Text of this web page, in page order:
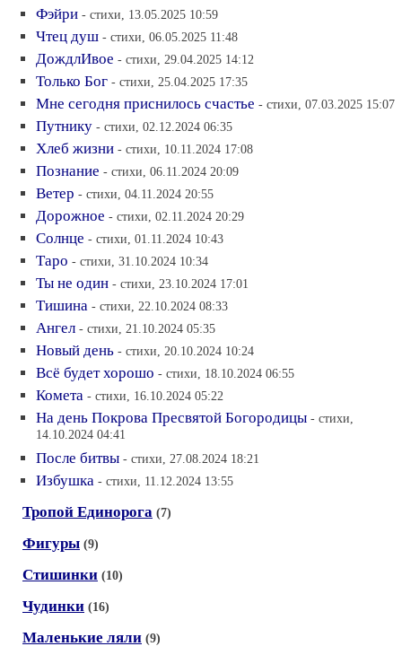
Фэйри - стихи, 13.05.2025 10:59
Чтец душ - стихи, 06.05.2025 11:48
ДождлИвое - стихи, 29.04.2025 14:12
Только Бог - стихи, 25.04.2025 17:35
Мне сегодня приснилось счастье - стихи, 07.03.2025 15:07
Путнику - стихи, 02.12.2024 06:35
Хлеб жизни - стихи, 10.11.2024 17:08
Познание - стихи, 06.11.2024 20:09
Ветер - стихи, 04.11.2024 20:55
Дорожное - стихи, 02.11.2024 20:29
Солнце - стихи, 01.11.2024 10:43
Таро - стихи, 31.10.2024 10:34
Ты не один - стихи, 23.10.2024 17:01
Тишина - стихи, 22.10.2024 08:33
Ангел - стихи, 21.10.2024 05:35
Новый день - стихи, 20.10.2024 10:24
Всё будет хорошо - стихи, 18.10.2024 06:55
Комета - стихи, 16.10.2024 05:22
На день Покрова Пресвятой Богородицы - стихи,
14.10.2024 04:41
После битвы - стихи, 27.08.2024 18:21
Избушка - стихи, 11.12.2024 13:55
Тропой Единорога (7)
Фигуры (9)
Стишинки (10)
Чудинки (16)
Маленькие ляли (9)